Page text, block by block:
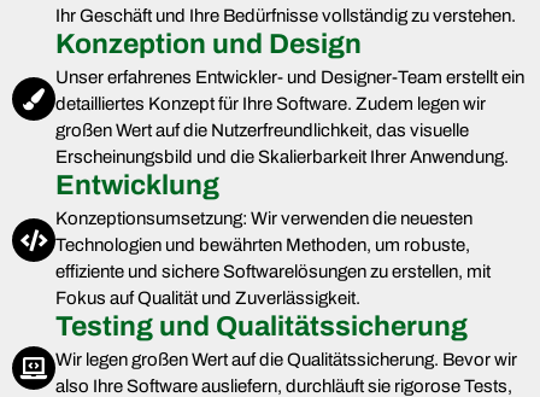
Ihr Geschäft und Ihre Bedürfnisse vollständig zu verstehen.
Konzeption und Design
Unser erfahrenes Entwickler- und Designer-Team erstellt ein
detailliertes Konzept für Ihre Software. Zudem legen wir
großen Wert auf die Nutzerfreundlichkeit, das visuelle
Erscheinungsbild und die Skalierbarkeit Ihrer Anwendung.
Entwicklung
Konzeptionsumsetzung: Wir verwenden die neuesten
Technologien und bewährten Methoden, um robuste,
effiziente und sichere Softwarelösungen zu erstellen, mit
Fokus auf Qualität und Zuverlässigkeit.
Testing und Qualitätssicherung
Wir legen großen Wert auf die Qualitätssicherung. Bevor wir
also Ihre Software ausliefern, durchläuft sie rigorose Tests,